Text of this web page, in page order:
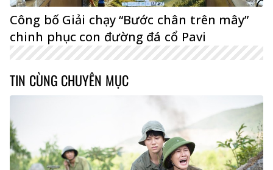
Công bố Giải chạy “Bước chân trên mây”
chinh phục con đường đá cổ Pavi
TIN CÙNG CHUYÊN MỤC